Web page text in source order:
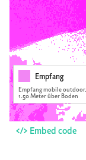
Empfang
Empfang mobile
1.50 Meter über Boden
</> Embed code